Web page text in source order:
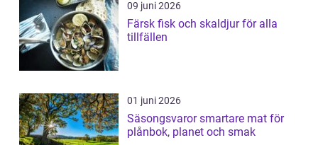
09 juni 2026
Färsk fisk och skaldjur för alla
tillfällen
01 juni 2026
Säsongsvaror smartare mat för
plånbok, planet och smak